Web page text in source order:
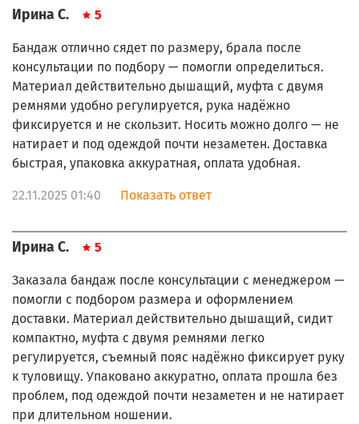
Ирина С. 5
Бандаж отлично сядет по размеру, брала после
консультации по подбору — помогли определиться.
Материал действительно дышащий, муфта с двумя
ремнями удобно регулируется, рука надёжно
фиксируется и не скользит. Носить можно долго — не
натирает и под одеждой почти незаметен. Доставка
быстрая, упаковка аккуратная, оплата удобная.
22.11.2025 01:40 Показать ответ
Ирина С. 5
Заказала бандаж после консультации с менеджером —
помогли с подбором размера и оформлением
доставки. Материал действительно дышащий, сидит
компактно, муфта с двумя ремнями легко
регулируется, съемный пояс надёжно фиксирует руку
к туловищу. Упаковано аккуратно, оплата прошла без
проблем, под одеждой почти незаметен и не натирает
при длительном ношении.